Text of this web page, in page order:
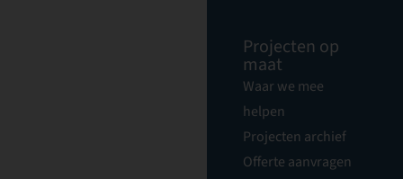
Projecten op
maat
Waar we mee
helpen
Projecten archief
Offerte aanvragen